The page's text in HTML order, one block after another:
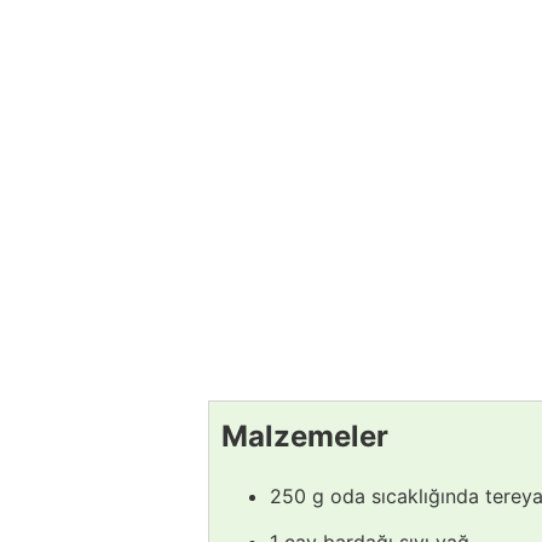
Malzemeler
250 g oda sıcaklığında